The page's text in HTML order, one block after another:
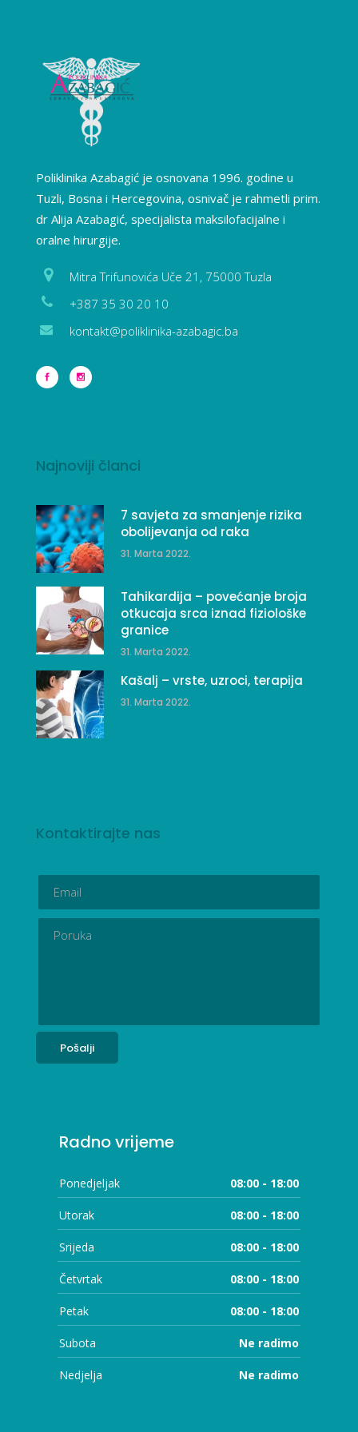
Poliklinika Azabagić je osnovana 1996. godine u
Tuzli, Bosna i Hercegovina, osnivač je rahmetli prim.
dr Alija Azabagić, specijalista maksilofacijalne i
oralne hirurgije.
Mitra Trifunovića Uče 21, 75000 Tuzla
+387 35 30 20 10
kontakt@poliklinika-azabagic.ba
Najnoviji članci
7 savjeta za smanjenje rizika
obolijevanja od raka
31. Marta 2022.
Tahikardija – povećanje broja
otkucaja srca iznad fiziološke
granice
31. Marta 2022.
Kašalj – vrste, uzroci, terapija
31. Marta 2022.
Kontaktirajte nas
Radno vrijeme
Ponedjeljak 08:00 - 18:00
Utorak 08:00 - 18:00
Srijeda 08:00 - 18:00
Četvrtak 08:00 - 18:00
Petak 08:00 - 18:00
Subota Ne radimo
Nedjelja Ne radimo